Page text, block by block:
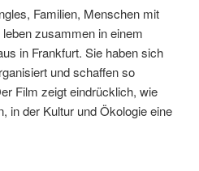
Familien, Menschen mit
zusammen in einem
in Frankfurt. Sie haben sich
und schaffen so
Film zeigt eindrücklich, wie
in der Kultur und Ökologie eine